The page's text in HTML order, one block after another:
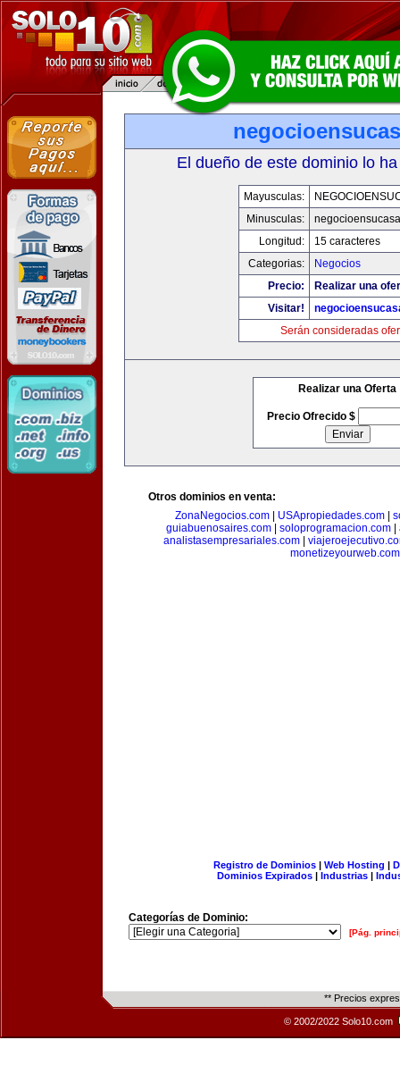
El dueño de este dominio lo
Mayusculas:
Minusculas:
Longitud:
15 caracteres
Categorias:
Negocios
Precio:
Realizar una
Visitar!
Serán consideradas
Realizar una Oferta
Precio Ofrecido $
Otros dominios en venta:
ZonaNegocios.com
USApropiedades.com
guiabuenosaires.com| soloprogramacion.com|
analistasempresariales.com
monetizeyourweb.com
Registro de Dominios| Web Hosting |
Dominios Expirados | Industrias |
Categorías de Dominio:
[Pág.
** Precios
© 2002/2022 Solo10.com